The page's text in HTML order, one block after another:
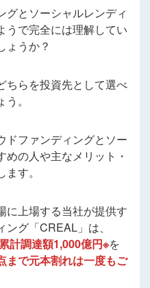
グとソーシャルレンディ
うで完全には理解してい
ょうか？
ちらを投資先として選べ
。
ドファンディングとソー
の人や主なメリット・
す。
に上場する当社が提供す
グ「CREAL」は、
累計調達額1,000億円※を
まで元本割れは一度もご